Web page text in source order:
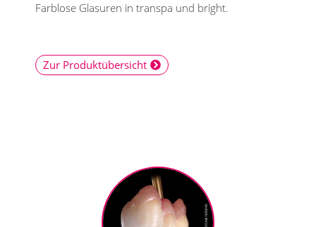
Farblose Glasuren in transpa und bright.
Zur Produktübersicht